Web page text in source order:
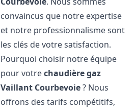
convaincus que notre expertise
et notre professionnalisme sont
les clés de votre satisfaction.
Pourquoi choisir notre équipe
pour votrechaudière gaz
Vaillant Courbevoie? Nous
offrons des tarifs compétitifs,